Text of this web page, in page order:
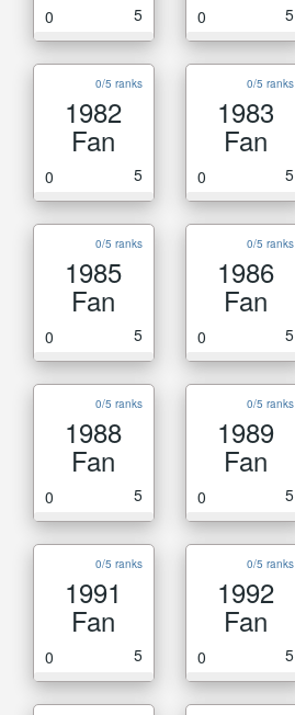
0 5 0 5
0/5 ranks
1982
Fan
0 5
0/5 ranks
1983
Fan
0 5
0/5 ranks
1985
Fan
0 5
0/5 ranks
1986
Fan
0 5
0/5 ranks
1988
Fan
0 5
0/5 ranks
1989
Fan
0 5
0/5 ranks
1991
Fan
0 5
0/5 ranks
1992
Fan
0 5